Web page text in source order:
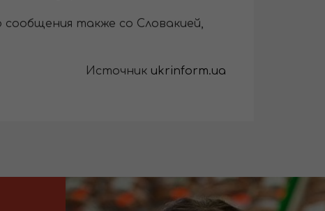
также со Словакией,
Источник ukrinform.ua